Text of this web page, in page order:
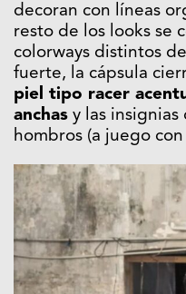
decoran con líneas
resto de los looks se
colorways distintos
fuerte, la cápsula
piel tipo racer
anchas y las insignias
hombros (a juego